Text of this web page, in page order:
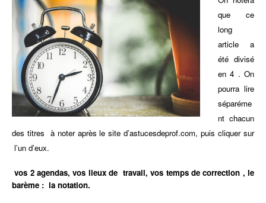
que ce
long
article a
été divisé
en 4 . On
pourra lire
séparéme
nt chacun
des titres à noter après le site d’astucesdeprof.com, puis cliquer sur
l’un d’eux.
vos 2 agendas, vos lieux de travail, vos temps de correction , le
barème : la notation.